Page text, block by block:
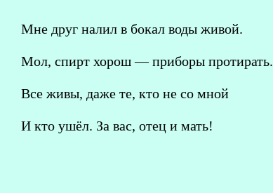
Мне друг налил в бокал воды живой.
Мол, спирт хорош — приборы протирать.
Все живы, даже те, кто не со мной
И кто ушёл. За вас, отец и мать!